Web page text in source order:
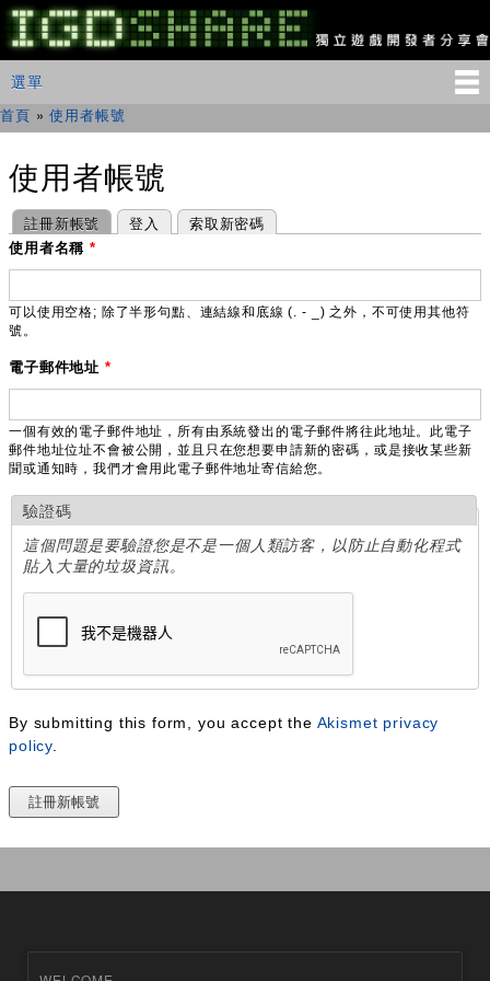
移
至
主
IGDSHARE
獨
遊
發
享
會
主選單
選單
您在這裡
首頁 »使用者帳號
使用者帳號
主要索引標籤
註冊新帳號
(作用中頁籤) 登入 索取新密碼
使用者名稱*
可以使用空格; 除了半形句點、連結線和底線 (. - _) 之外，不可使用其他符
號。
電子郵件地址 *
一個有效的電子郵件地址，所有由系統發出的電子郵件將往此地址。此電子
郵件地址位址不會被公開，並且只在您想要申請新的密碼，或是接收某些新
聞或通知時，我們才會用此電子郵件地址寄信給您。
驗證碼
這個問題是要驗證您是不是一個人類訪客，以防止自動化程式
貼入大量的垃圾資訊。
By submitting this form, you accept the Akismet privacy
policy